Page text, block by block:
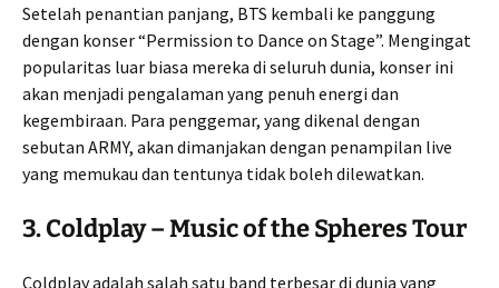
Setelah penantian panjang, BTS kembali ke panggung
dengan konser “Permission to Dance on Stage”. Mengingat
popularitas luar biasa mereka di seluruh dunia, konser ini
akan menjadi pengalaman yang penuh energi dan
kegembiraan. Para penggemar, yang dikenal dengan
sebutan ARMY, akan dimanjakan dengan penampilan live
yang memukau dan tentunya tidak boleh dilewatkan.
3.Coldplay – Music of the Spheres Tour
Coldplay adalah salah satu band terbesar di dunia yang